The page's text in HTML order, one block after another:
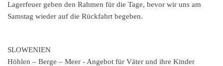
Lagerfeuer geben den Rahmen für die Tage, bevor wir uns am
Samstag wieder auf die Rückfahrt begeben.
SLOWENIEN
Höhlen – Berge – Meer - Angebot für Väter und ihre Kinder